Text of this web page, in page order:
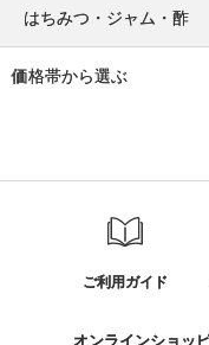
はちみつ・ジャム・酢
価格帯から選ぶ
ご利用ガイド
オンラインショッ